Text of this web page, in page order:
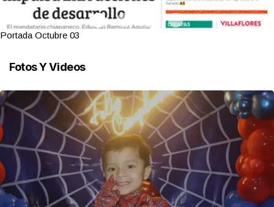
Portada Octubre 03
Fotos Y Videos